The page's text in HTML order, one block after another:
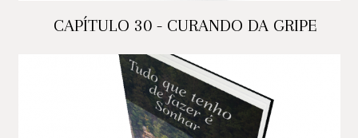
CAPÍTULO 30 - CURANDO DA GRIPE